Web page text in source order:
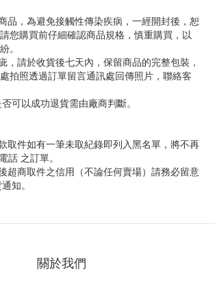
品，為避免接觸性傳染疾病，一經開封後，恕
您購買前仔細確認商品規格，慎重購買，以
。
，請於收貨後七天內，保留商品的完整包裝，
拍照透過訂單留言通訊處回傳照片，聯絡客
可以成功退貨需由廠商判斷。
取件如有一筆未取紀錄即列入黑名單，將不再
話 之訂單。
超商取件之信用（不論任何賣場）請務必留意
知。
關於我們